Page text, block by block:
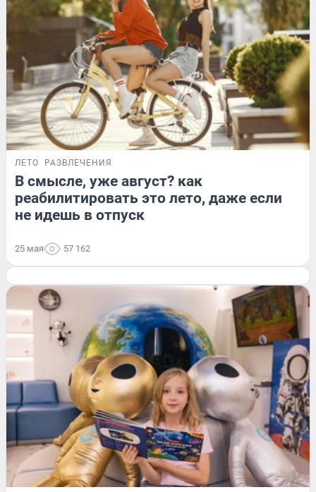
ЛЕТО РАЗВЛЕЧЕНИЯ
В смысле, уже август? как
реабилитировать это лето, даже если
не идешь в отпуск
25 мая 57 162